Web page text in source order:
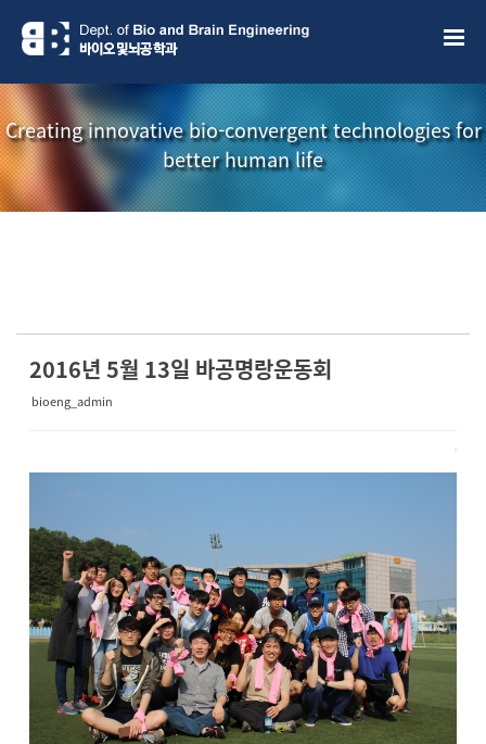
Creating innovative bio-convergent technologies for
better human life
소식지
2016년 5월 13일 바공명랑운동회
bioeng_admin